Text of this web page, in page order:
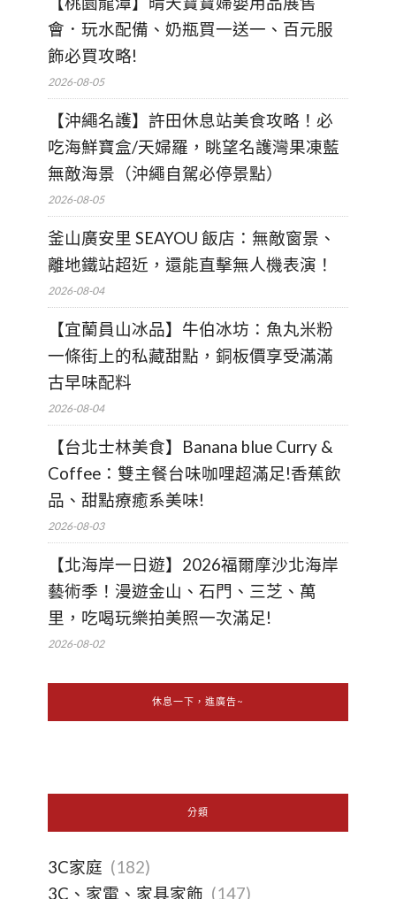
會．玩水配備、奶瓶買一送一、百元服
飾必買攻略!
2026-08-05
【沖繩名護】許田休息站美食攻略！必
吃海鮮寶盒/天婦羅，眺望名護灣果凍藍
無敵海景（沖繩自駕必停景點）
2026-08-05
釜山廣安里 SEAYOU 飯店：無敵窗景、
離地鐵站超近，還能直擊無人機表演！
2026-08-04
【宜蘭員山冰品】牛伯冰坊：魚丸米粉
一條街上的私藏甜點，銅板價享受滿滿
古早味配料
2026-08-04
【台北士林美食】Banana blue Curry &
Coffee：雙主餐台味咖哩超滿足!香蕉飲
品、甜點療癒系美味!
2026-08-03
【北海岸一日遊】2026福爾摩沙北海岸
藝術季！漫遊金山、石門、三芝、萬
里，吃喝玩樂拍美照一次滿足!
2026-08-02
休息一下，進廣告~
分類
3C家庭 (182)
3C、家電、家具家飾 (147)